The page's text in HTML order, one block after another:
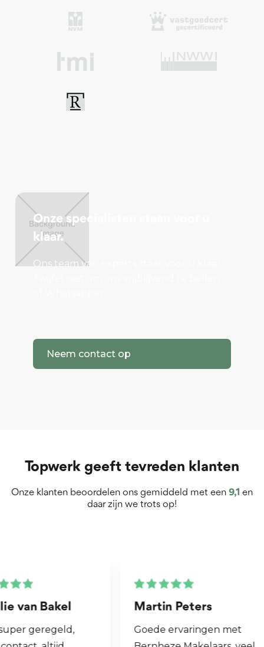
Onze specialisten staan voor u
klaar.
Ons team van experts staat voor u klaar.
Neem contact op
Topwerk geeft tevreden klanten
Onze klanten beoordelen ons gemiddeld met een 9,1 en
daar zijn we trots op!
Martin Peters
Goede ervaringen met
Henk van
Fijne makelaar.